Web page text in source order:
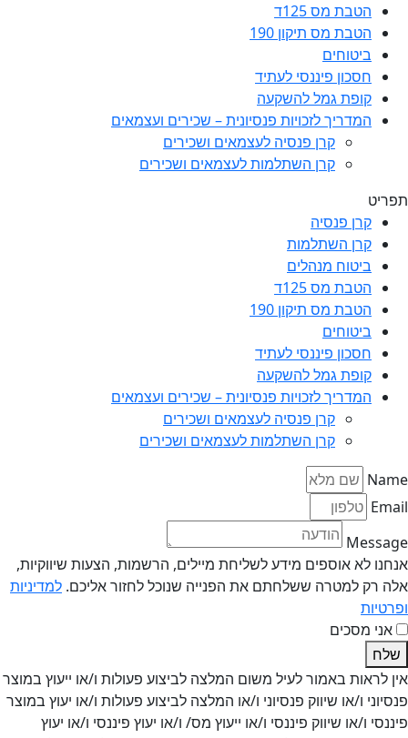
הטבת מס 125ד
הטבת מס תיקון 190
ביטוחים
חסכון פיננסי לעתיד
קופת גמל להשקעה
המדריך לזכויות פנסיונית – שכירים ועצמאים
קרן פנסיה לעצמאים ושכירים
קרן השתלמות לעצמאים ושכירים
תפריט
קרן פנסיה
קרן השתלמות
ביטוח מנהלים
הטבת מס 125ד
הטבת מס תיקון 190
ביטוחים
חסכון פיננסי לעתיד
קופת גמל להשקעה
המדריך לזכויות פנסיונית – שכירים ועצמאים
קרן פנסיה לעצמאים ושכירים
קרן השתלמות לעצמאים ושכירים
Name
Email
Message
אנחנו לא אוספים מידע לשליחת מיילים, הרשמות, הצעות שיווקיות,
אלה רק למטרה ששלחתם את הפנייה שנוכל לחזור אליכם. למדיניות
ופרטיות
אני מסכים
שלח
אין לראות באמור לעיל משום המלצה לביצוע פעולות ו/או ייעוץ במוצר
פנסיוני ו/או שיווק פנסיוני ו/או המלצה לביצוע פעולות ו/או יעוץ במוצר
פיננסי ו/או שיווק פיננסי ו/או ייעוץ מס/ ו/או יעוץ פיננסי ו/או יעוץ